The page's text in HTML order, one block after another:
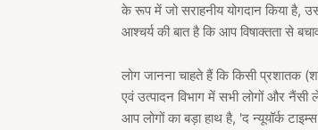
के रूप में जो सराहनीय योगदान किया है,
आश्चर्य की बात है कि आप विषाक्तता से
लोग जानना चाहते हैं कि किसी प्रशातक
एवं उत्पादन विभाग में सभी लोगों और नैंसी
आप लोगों का बड़ा हाथ है, 'द न्यूयॉर्क